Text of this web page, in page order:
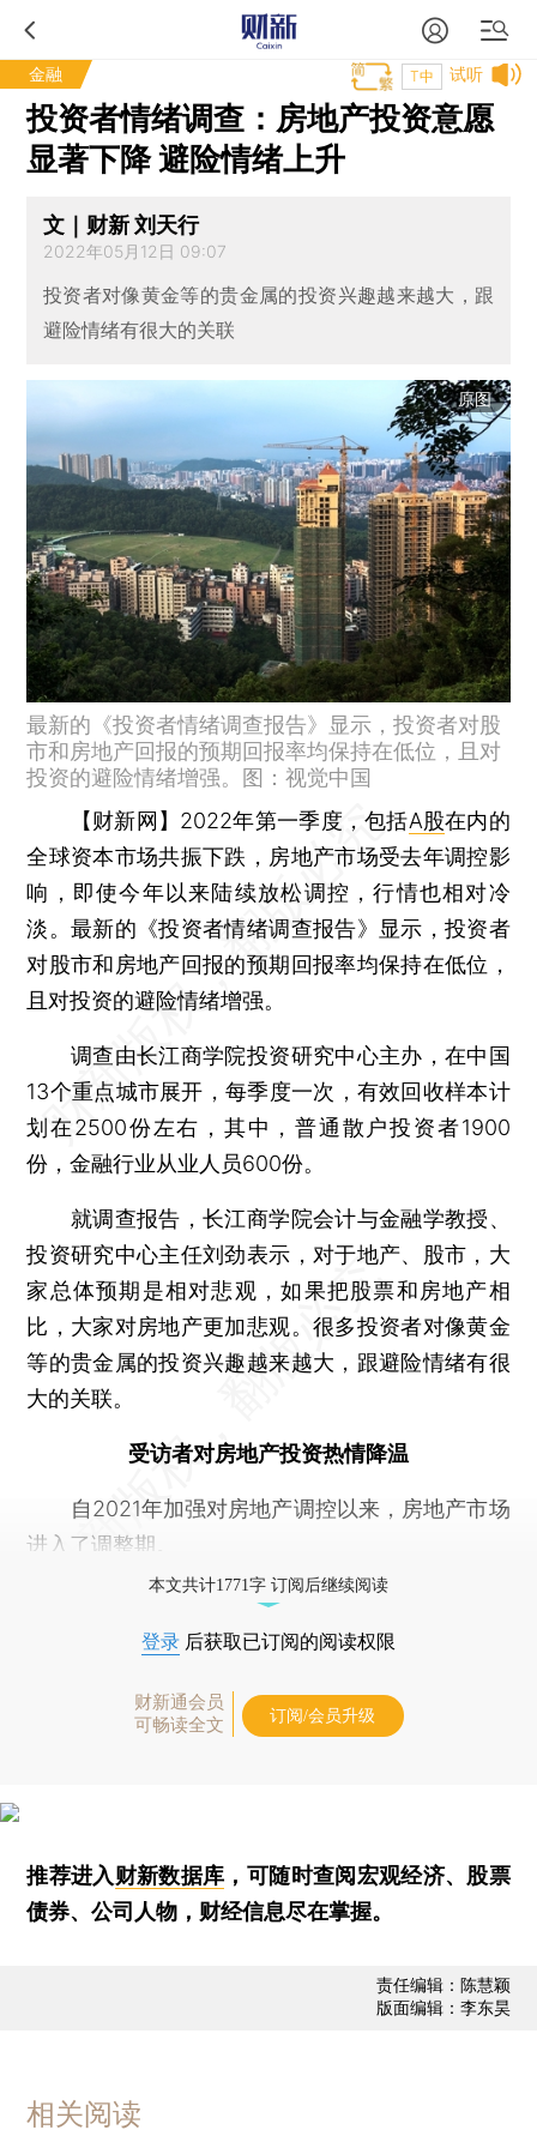
金融 试听
T中
投资者情绪调查：房地产投资意愿
显著下降 避险情绪上升
文｜财新 刘天行
2022年05月12日 09:07
投资者对像黄金等的贵金属的投资兴趣越来越大，跟
避险情绪有很大的关联
原图
最新的《投资者情绪调查报告》显示，投资者对股
市和房地产回报的预期回报率均保持在低位，且对
投资的避险情绪增强。图：视觉中国
【财新网】 2022年第一季度，包括A股在内的
全球资本市场共振下跌，房地产市场受去年调控影
响，即使今年以来陆续放松调控，行情也相对冷
淡。最新的《投资者情绪调查报告》显示，投资者
对股市和房地产回报的预期回报率均保持在低位，
且对投资的避险情绪增强。
调查由长江商学院投资研究中心主办，在中国
13个重点城市展开，每季度一次，有效回收样本计
划在2500份左右，其中，普通散户投资者1900
份，金融行业从业人员600份。
就调查报告，长江商学院会计与金融学教授、
投资研究中心主任刘劲表示，对于地产、股市，大
家总体预期是相对悲观，如果把股票和房地产相
比，大家对房地产更加悲观。很多投资者对像黄金
等的贵金属的投资兴趣越来越大，跟避险情绪有很
大的关联。
受访者对房地产投资热情降温
自2021年加强对房地产调控以来，房地产市场
进入了调整期。
本文共计1771字 订阅后继续阅读
登录 后获取已订阅的阅读权限
财新通会员
可畅读全文
订阅/会员升级
推荐进入财新数据库 ，可随时查阅宏观经济、股票
债券、公司人物，财经信息尽在掌握。
责任编辑：陈慧颖
版面编辑：李东昊
相关阅读